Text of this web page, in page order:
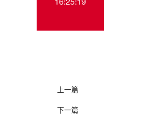
上一篇
下一篇